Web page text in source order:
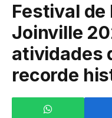
Festival de
Joinville
atividades
recorde